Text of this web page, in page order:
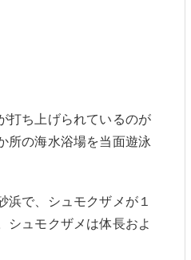
打ち上げられているのが
所の海水浴場を当面遊泳
で、シュモクザメが１
シュモクザメは体長およ